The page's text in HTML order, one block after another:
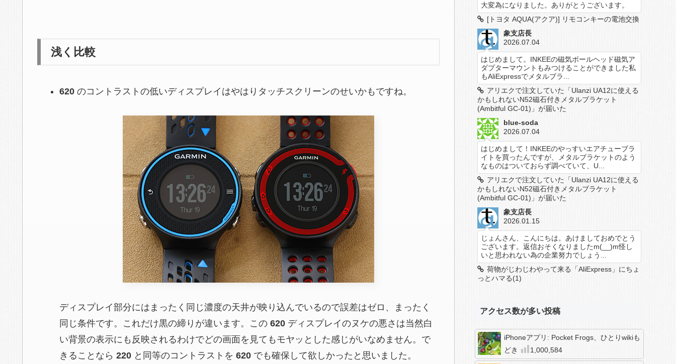
浅く比較
620のコントラストの低いディスプレイはやはりタッチスクリーンのせいかもですね。
ディスプレイ部分にはまったく同じ濃度の天井が映り込んでいるので誤差はゼロ、まったく
同じ条件です。これだけ黒の締りが違います。この 620ディスプレイのヌケの悪さは当然白
い背景の表示にも反映されるわけでどの画面を見てもモヤッとした感じがいなめません。で
きることなら 220と同等のコントラストを 620でも確保して欲しかったと思いました。
大変為になりました。ありがとうございます。
[トヨタ AQUA(アクア)] リモコンキーの電池交換
象支店長
2026.07.04
はじめまして。INKEEの磁気ボールヘッド磁気ア
ダプターマウントもみつけることができました私
もAliExpressでメタルブラ...
アリエクで注文していた「Ulanzi UA12に使える
かもしれないN52磁石付きメタルブラケット
(Ambitful GC-01)」が届いた
blue-soda
2026.07.04
はじめまして！INKEEのやっすいエアチューブラ
イトを買ったんですが、メタルブラケットのよう
なものはついておらず調べていて、U...
アリエクで注文していた「Ulanzi UA12に使える
かもしれないN52磁石付きメタルブラケット
(Ambitful GC-01)」が届いた
象支店長
2026.01.15
じょんさん、こんにちは。あけましておめでとう
ございます。返信おそくなりましたm(__)m怪し
いと思われない為の企業努力でしょう...
荷物がじわじわやって来る「AliExpress」にちょ
っとハマる(1)
アクセス数が多い投稿
iPhoneアプリ: Pocket Frogs、ひとりwikiも
どき
1,000,584